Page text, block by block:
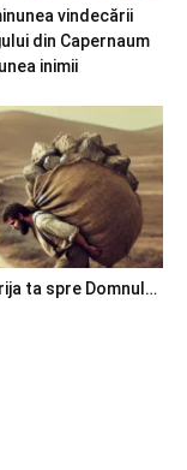
vindecării
din Capernaum
inimii
ta spre Domnul…